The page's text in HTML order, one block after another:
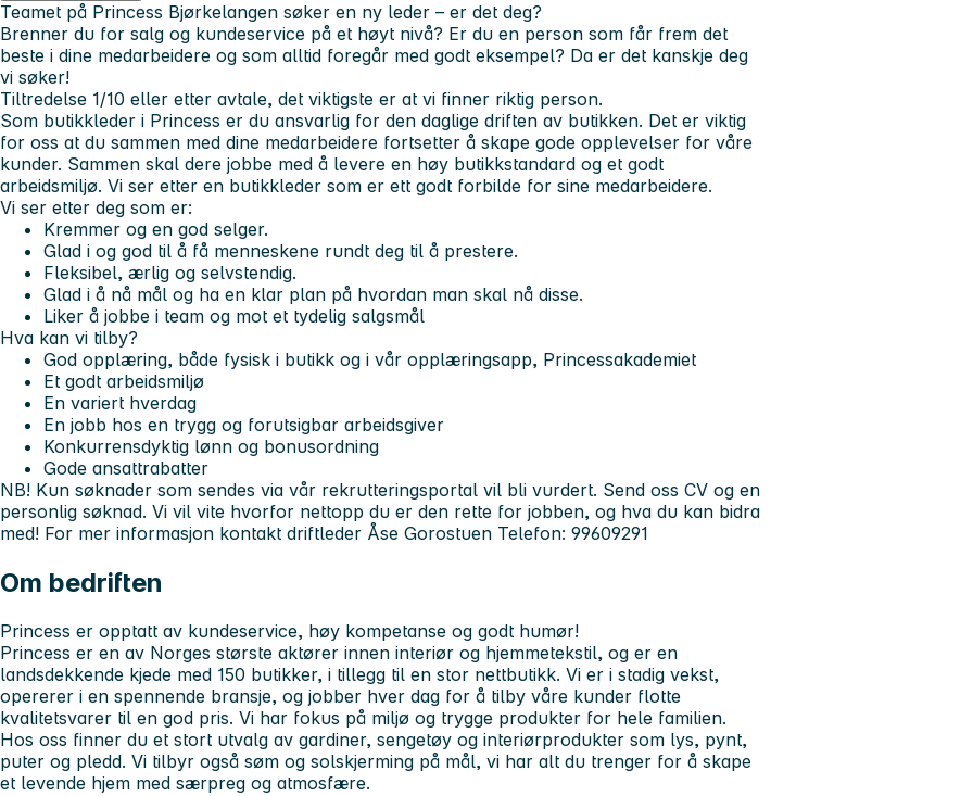
Teamet på Princess Bjørkelangen søker en ny leder – er det deg?
Brenner du for salg og kundeservice på et høyt nivå? Er du en person som får frem det
beste i dine medarbeidere og som alltid foregår med godt eksempel? Da er det kanskje deg
vi søker!
Tiltredelse 1/10 eller etter avtale, det viktigste er at vi finner riktig person.
Som butikkleder i Princess er du ansvarlig for den daglige driften av butikken. Det er viktig
for oss at du sammen med dine medarbeidere fortsetter å skape gode opplevelser for våre
kunder. Sammen skal dere jobbe med å levere en høy butikkstandard og et godt
arbeidsmiljø. Vi ser etter en butikkleder som er ett godt forbilde for sine medarbeidere.
Vi ser etter deg som er:
Kremmer og en god selger.
Glad i og god til å få menneskene rundt deg til å prestere.
Fleksibel, ærlig og selvstendig.
Glad i å nå mål og ha en klar plan på hvordan man skal nå disse.
Liker å jobbe i team og mot et tydelig salgsmål
Hva kan vi tilby?
God opplæring, både fysisk i butikk og i vår opplæringsapp, Princessakademiet
Et godt arbeidsmiljø
En variert hverdag
En jobb hos en trygg og forutsigbar arbeidsgiver
Konkurrensdyktig lønn og bonusordning
Gode ansattrabatter
NB! Kun søknader som sendes via vår rekrutteringsportal vil bli vurdert. Send oss CV og en
personlig søknad. Vi vil vite hvorfor nettopp du er den rette for jobben, og hva du kan bidra
med! For mer informasjon kontakt driftleder Åse Gorostuen Telefon: 99609291
Om bedriften
Princess er opptatt av kundeservice, høy kompetanse og godt humør!
Princess er en av Norges største aktører innen interiør og hjemmetekstil, og er en
landsdekkende kjede med 150 butikker, i tillegg til en stor nettbutikk. Vi er i stadig vekst,
opererer i en spennende bransje, og jobber hver dag for å tilby våre kunder flotte
kvalitetsvarer til en god pris. Vi har fokus på miljø og trygge produkter for hele familien.
Hos oss finner du et stort utvalg av gardiner, sengetøy og interiørprodukter som lys, pynt,
puter og pledd. Vi tilbyr også søm og solskjerming på mål, vi har alt du trenger for å skape
et levende hjem med særpreg og atmosfære.